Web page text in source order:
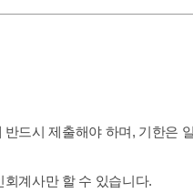
드시 제출해야 하며, 기한은
계사만 할 수 있습니다.